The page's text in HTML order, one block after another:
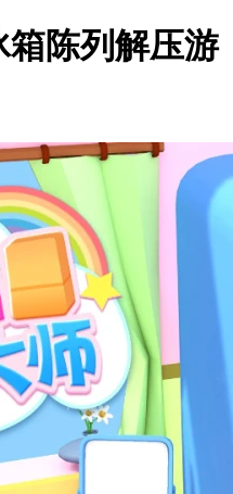
陈列解压游